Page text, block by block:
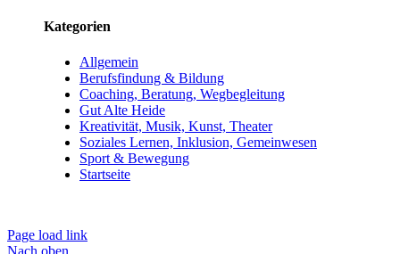
Kategorien
Allgemein
Berufsfindung & Bildung
Coaching, Beratung, Wegbegleitung
Gut Alte Heide
Kreativität, Musik, Kunst, Theater
Soziales Lernen, Inklusion, Gemeinwesen
Sport & Bewegung
Startseite
Page load link
Nach oben